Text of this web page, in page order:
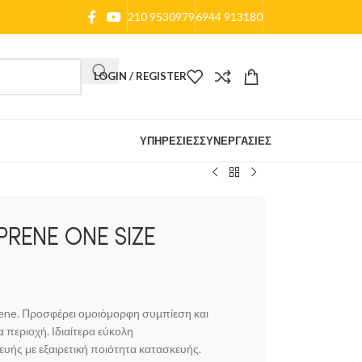
210 95309796944 913180
LOGIN / REGISTER
ΥΠΗΡΕΣΊΕΣΣΥΝΕΡΓΑΣΊΕΣ
ONE SIZE
Προσφέρει ομοιόμορφη συμπίεση και
Ιδιαίτερα εύκολη
με εξαιρετική ποιότητα κατασκευής.